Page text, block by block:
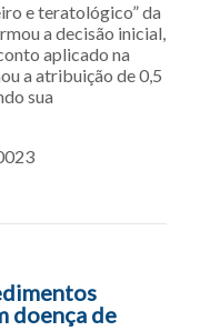
e teratológico” da
a decisão inicial,
aplicado na
a atribuição de 0,5
sua
doença de